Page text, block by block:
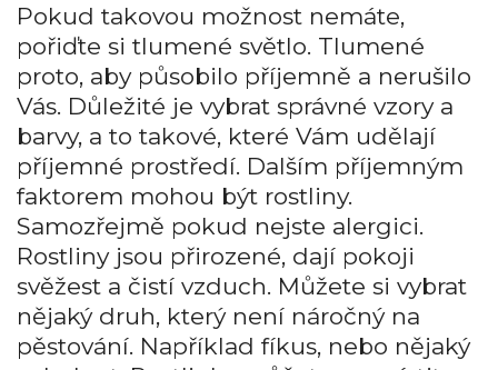
Pokud takovou možnost nemáte,
pořiďte si tlumené světlo. Tlumené
proto, aby působilo příjemně a nerušilo
Vás. Důležité je vybrat správné vzory a
barvy, a to takové, které Vám udělají
příjemné prostředí. Dalším příjemným
faktorem mohou být rostliny.
Samozřejmě pokud nejste alergici.
Rostliny jsou přirozené, dají pokoji
svěžest a čistí vzduch. Můžete si vybrat
nějaký druh, který není náročný na
pěstování. Například fíkus, nebo nějaký